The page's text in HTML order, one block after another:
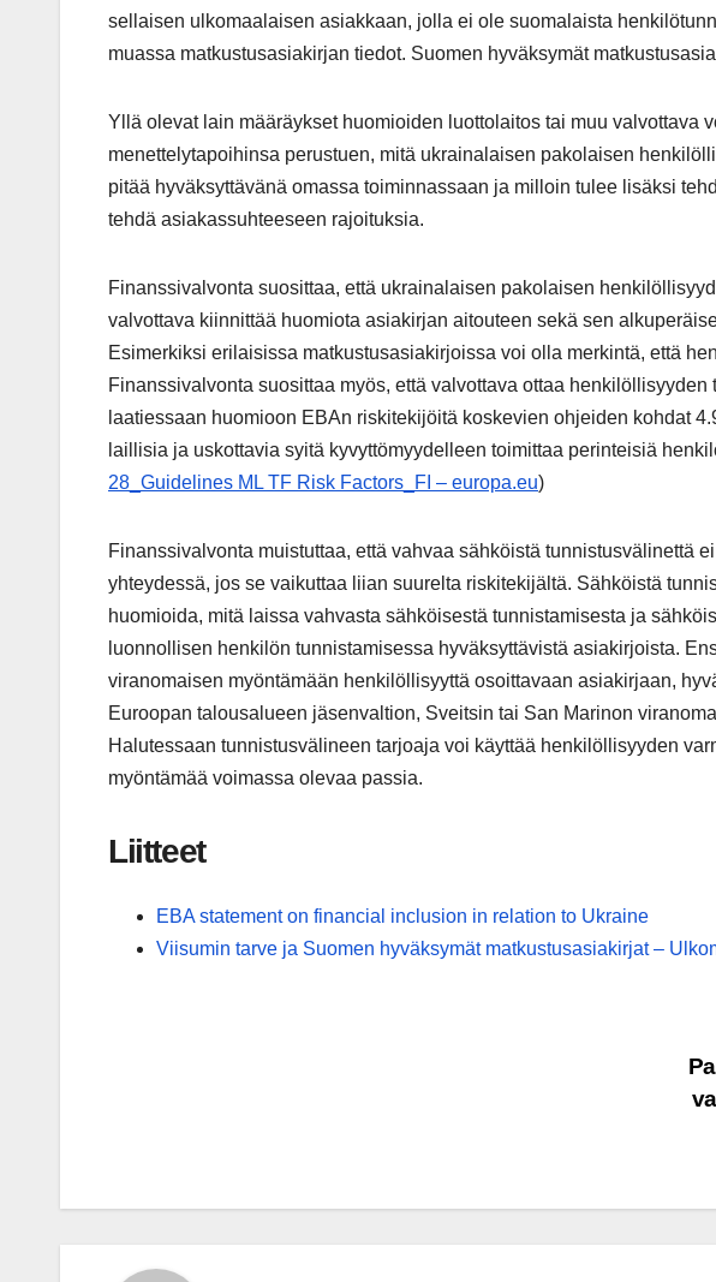
sellaisen ulkomaalaisen asiakkaan, jolla ei ole suomalaista
muassa matkustusasiakirjan tiedot. Suomen hyväksymät
Yllä olevat lain määräykset huomioiden luottolaitos tai muu valvottava
menettelytapoihinsa perustuen, mitä ukrainalaisen pakolaisen
pitää hyväksyttävänä omassa toiminnassaan ja milloin tulee lisäksi
tehdä asiakassuhteeseen rajoituksia.
Finanssivalvonta suosittaa, että ukrainalaisen pakolaisen
valvottava kiinnittää huomiota asiakirjan aitouteen sekä sen
Esimerkiksi erilaisissa matkustusasiakirjoissa voi olla merkintä, että
Finanssivalvonta suosittaa myös, että valvottava ottaa
laatiessaan huomioon EBAn riskitekijöitä koskevien ohjeiden kohdat
laillisia ja uskottavia syitä kyvyttömyydelleen toimittaa perinteisiä
28_Guidelines ML TF Risk Factors_FI – europa.eu)
Finanssivalvonta muistuttaa, että vahvaa sähköistä tunnistusvälinettä
yhteydessä, jos se vaikuttaa liian suurelta riskitekijältä. Sähköistä
huomioida, mitä laissa vahvasta sähköisestä tunnistamisesta ja
luonnollisen henkilön tunnistamisessa hyväksyttävistä asiakirjoista.
viranomaisen myöntämään henkilöllisyyttä osoittavaan asiakirjaan,
Euroopan talousalueen jäsenvaltion, Sveitsin tai San Marinon
Halutessaan tunnistusvälineen tarjoaja voi käyttää henkilöllisyyden
myöntämää voimassa olevaa passia.
Liitteet
EBA statement on financial inclusion in relation to Ukraine
Viisumin tarve ja Suomen hyväksymät matkustusasiakirjat –